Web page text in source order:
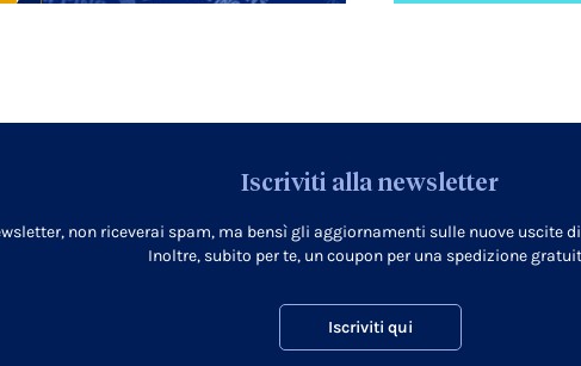
Iscriviti alla newsletter
non riceverai spam, ma bensì gli aggiornamenti sulle nuove uscite
Inoltre, subito per te, un coupon per una spedizione
Iscriviti qui